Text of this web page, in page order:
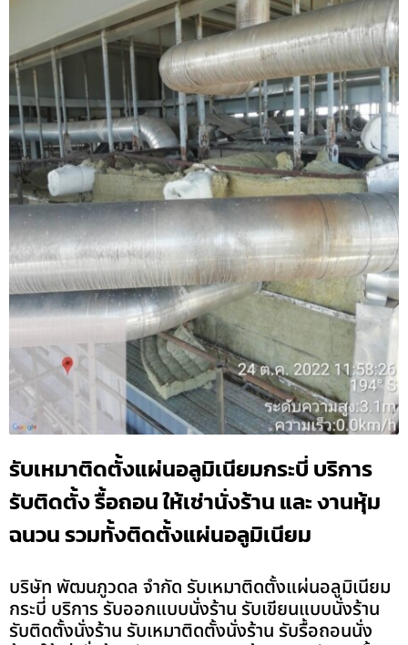
รับเหมาติดตั้งแผ่นอลูมิเนียมกระบี่ บริการ
รับติดตั้ง รื้อถอน ให้เช่านั่งร้าน และ งานหุ้ม
ฉนวน รวมทั้งติดตั้งแผ่นอลูมิเนียม
บริษัท พัฒนภูวดล จำกัด รับเหมาติดตั้งแผ่นอลูมิเนียม
กระบี่ บริการ รับออกแบบนั่งร้าน รับเขียนแบบนั่งร้าน
รับติดตั้งนั่งร้าน รับเหมาติดตั้งนั่งร้าน รับรื้อถอนนั่ง